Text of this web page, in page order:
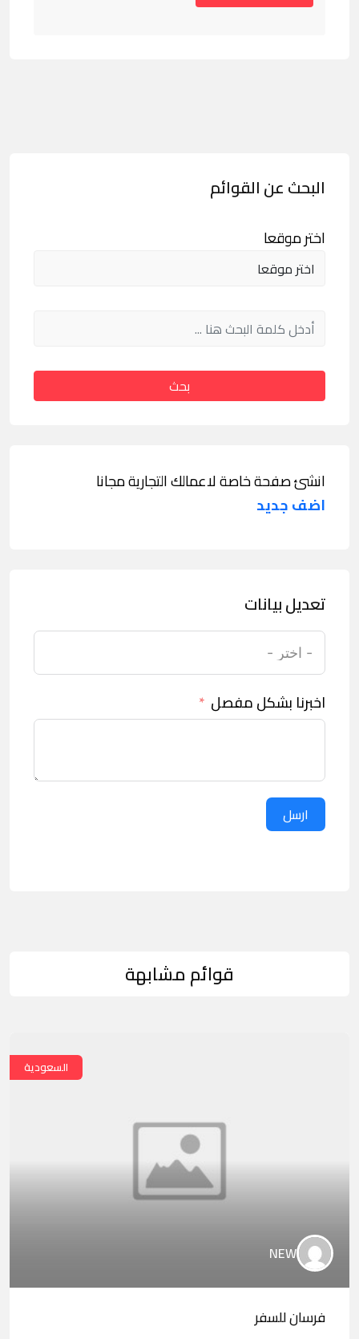
البحث عن القوائم
اختر موقعا
بحث
انشئ صفحة خاصة لاعمالك التجارية مجانا
اضف جديد
تعديل بيانات
اخبرنا بشكل مفصل
ارسل
قوائم مشابهة
السعودية
NEW
فرسان للسفر